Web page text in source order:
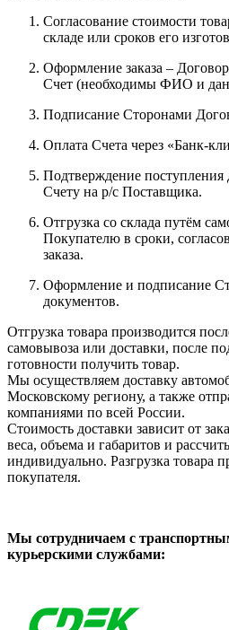
Согласование стоимости
складе или сроков его
Оформление заказа –
Счет (необходимы ФИО и
Подписание Сторонами
Оплата Счета через «Банк-
Подтверждение поступления
Счету на р/с Поставщика.
Отгрузка со склада путём
Покупателю в сроки,
заказа.
Оформление и подписание
документов.
Отгрузка товара производится
самовывоза или доставки, после
готовности получить товар.
Мы осуществляем доставку
Московскому региону, а также
компаниями по всей России.
Стоимость доставки зависит от
веса, объема и габаритов и
индивидуально. Разгрузка товара
покупателя.
Мы сотрудничаем с
курьерскими службами: